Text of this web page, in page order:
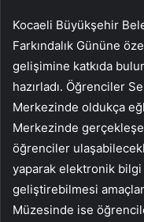
Kocaeli Büyükşehir
Farkındalık Gününe
gelişimine katkıda
hazırladı. Öğrenciler
Merkezinde oldukça
Merkezinde
öğrenciler
yaparak elektronik
geliştirebilmesi
Müzesinde ise